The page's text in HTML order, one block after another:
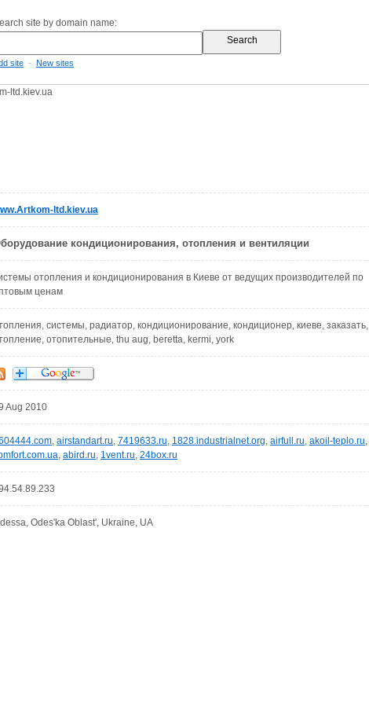
site by domain name:
site - New sites
ltd.kiev.ua
ltd.kiev.ua
кондиционирования, отопления и вентиляции
отопления и кондиционирования в Киеве от ведущих производителей по
ценам
системы, радиатор, кондиционирование, кондиционер, киеве, заказать,
отопительные, thu aug, beretta, kermi, york
Aug 2010
, airstandart.ru, 7419633.ru, 1828.industrialnet.org, airfull.ru, akoil-teplo.ru,
, abird.ru, 1vent.ru, 24box.ru
Odes'ka Oblast', Ukraine, UA